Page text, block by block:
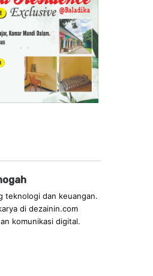
teknologi dan keuangan.
di dezainin.com
komunikasi digital.